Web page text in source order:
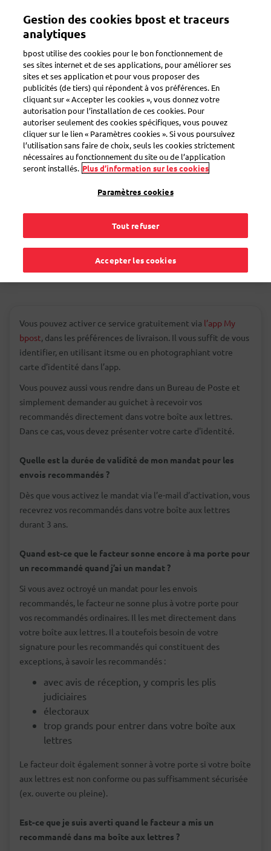
contenu
Toggle navigationSuivez tous vos colis dans une seule
app
Recevoir un envoi recommandé
Comment puis-je
recevoir des
recommandés dans
ma boîte aux lettres
Vous pouvez activer ce service gratuitement via l’app My
bpost, dans les préférences de livraison. Il vous suffit de vous
identifier, en utilisant itsme ou en photographiant votre
carte d’identité dans l’app.
Vous pouvez aussi vous rendre dans un Bureau de Poste et
simplement demander au guichet à recevoir vos
recommandés directement dans votre boîte aux lettres.
Dans ce cas, vous devez présenter votre carte d'identité.
Quelle est la durée de validité de mon mandat pour les
envois recommandés ?
Dès que vous activez le mandat via l’e-mail d’activation, vous
recevrez vos recommandés dans votre boîte aux lettres
durant 3 ans.
Quand est-ce que le facteur sonne encore à ma porte pour
un recommandé quand j’ai un mandat ?
Si vous avez octroyé un mandat pour les envois
recommandés, le facteur ne sonne plus à votre porte pour
vos recommandés ordinaires. Il les met directement dans
votre boîte aux lettres. Il a toutefois besoin de votre
signature pour les recommandés qui constituent des
exceptions, à savoir les recommandés :
avec avis de réception, y compris les plis
judiciaires
électoraux
trop grands pour entrer dans votre boîte aux
lettres
Le facteur doit également sonner à votre porte si votre boîte
aux lettres est non conforme ou pas suffisamment sécurisée
(ex. ouverte ou pleine).
Est-ce que je suis averti quand le facteur a mis un
recommandé dans ma boîte aux lettres ?
Gestion des cookies bpost et traceurs
analytiques
bpost utilise des cookies pour le bon fonctionnement de
ses sites internet et de ses applications, pour améliorer ses
sites et ses application et pour vous proposer des
publicités (de tiers) qui répondent à vos préférences. En
cliquant sur « Accepter les cookies », vous donnez votre
autorisation pour l’installation de ces cookies. Pour
autoriser seulement des cookies spécifiques, vous pouvez
cliquer sur le lien « Paramètres cookies ». Si vous poursuivez
l’utilisation sans faire de choix, seuls les cookies strictement
nécessaires au fonctionnement du site ou de l’application
seront installés. Plus d’information sur les cookies
Paramètres cookies
Tout refuser
Accepter les cookies